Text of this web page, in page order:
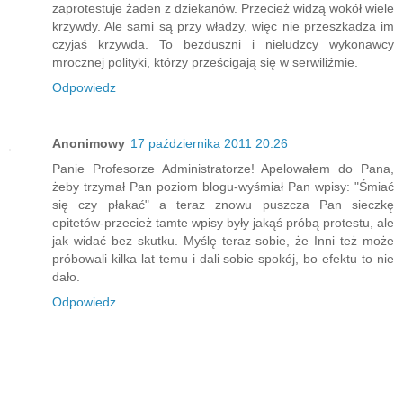
zaprotestuje żaden z dziekanów. Przecież widzą wokół wiele
krzywdy. Ale sami są przy władzy, więc nie przeszkadza im
czyjaś krzywda. To bezduszni i nieludzcy wykonawcy
mrocznej polityki, którzy prześcigają się w serwiliźmie.
Odpowiedz
Anonimowy 17 października 2011 20:26
Panie Profesorze Administratorze! Apelowałem do Pana,
żeby trzymał Pan poziom blogu-wyśmiał Pan wpisy: "Śmiać
się czy płakać" a teraz znowu puszcza Pan sieczkę
epitetów-przecież tamte wpisy były jakąś próbą protestu, ale
jak widać bez skutku. Myślę teraz sobie, że Inni też może
próbowali kilka lat temu i dali sobie spokój, bo efektu to nie
dało.
Odpowiedz